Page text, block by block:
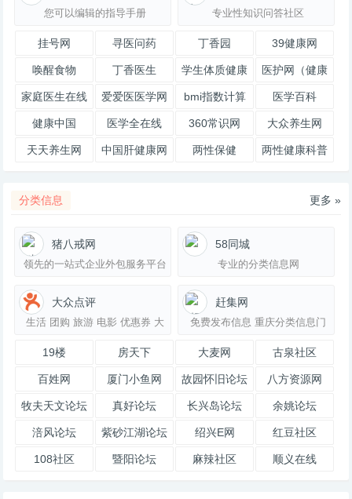
您可以编辑的指导手册 专业性知识问答社区
挂号网 寻医问药 丁香园 39健康网
唤醒食物 丁香医生
学生体质健康
网
医护网（健康
之路）
家庭医生在线 爱爱医医学网
bmi指数计算
器
医学百科
健康中国 医学全在线 360常识网 大众养生网
天天养生网 中国肝健康网 两性保健 两性健康科普
分类信息 更多 »
猪八戒网
领先的一站式企业外包服务平台
58同城
专业的分类信息网
大众点评
生活 团购 旅游 电影 优惠券 大
赶集网
免费发布信息 重庆分类信息门
19楼 房天下 大麦网 古泉社区
百姓网 厦门小鱼网 故园怀旧论坛 八方资源网
牧夫天文论坛 真好论坛 长兴岛论坛 余姚论坛
涪风论坛 紫砂江湖论坛 绍兴E网 红豆社区
108社区
暨阳论坛 麻辣社区 顺义在线